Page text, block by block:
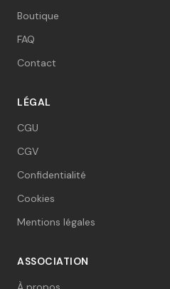
Boutique
FAQ
Contact
LÉGAL
CGU
CGV
Confidentialité
Cookies
Mentions légales
ASSOCIATION